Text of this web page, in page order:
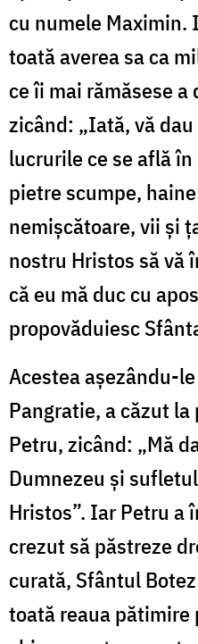
cu numele Maximin.
toată averea sa ca
ce îi mai rămăsese
zicând: „Iată, vă
lucrurile ce se află
pietre scumpe,
nemișcătoare, vii și
nostru Hristos să vă
că eu mă duc cu
propovăduiesc
Acestea așezându-
Pangratie, a căzut
Petru, zicând: „Mă
Dumnezeu și
Hristos”. Iar Petru a
crezut să păstreze
curată, Sfântul
toată reaua